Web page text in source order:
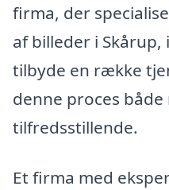
firma, der
af billeder i
tilbyde en række
denne proces
tilfredsstillende.
Et firma med